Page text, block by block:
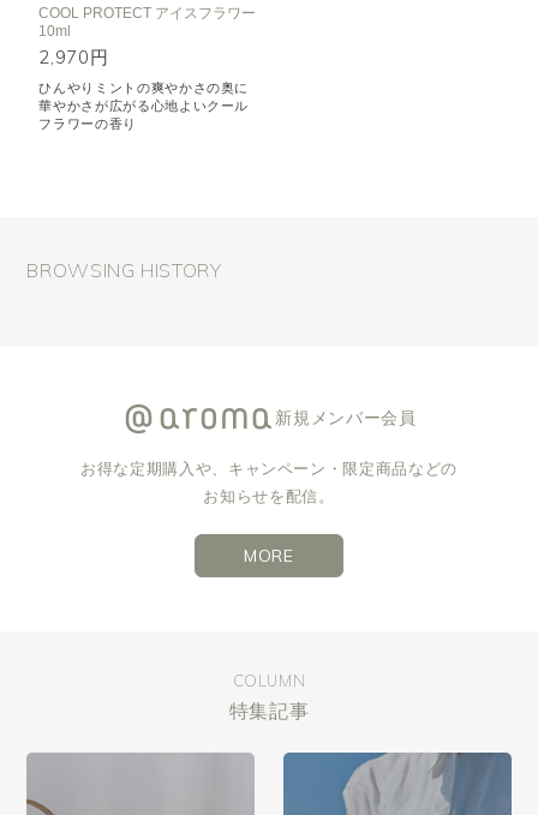
COOL PROTECT アイスフラワー
10ml
2,970円
ひんやりミントの爽やかさの奥に
華やかさが広がる心地よいクール
フラワーの香り
BROWSING HISTORY
新規メンバー会員
お得な定期購入や、キャンペーン・限定商品などの
お知らせを配信。
MORE
COLUMN
特集記事